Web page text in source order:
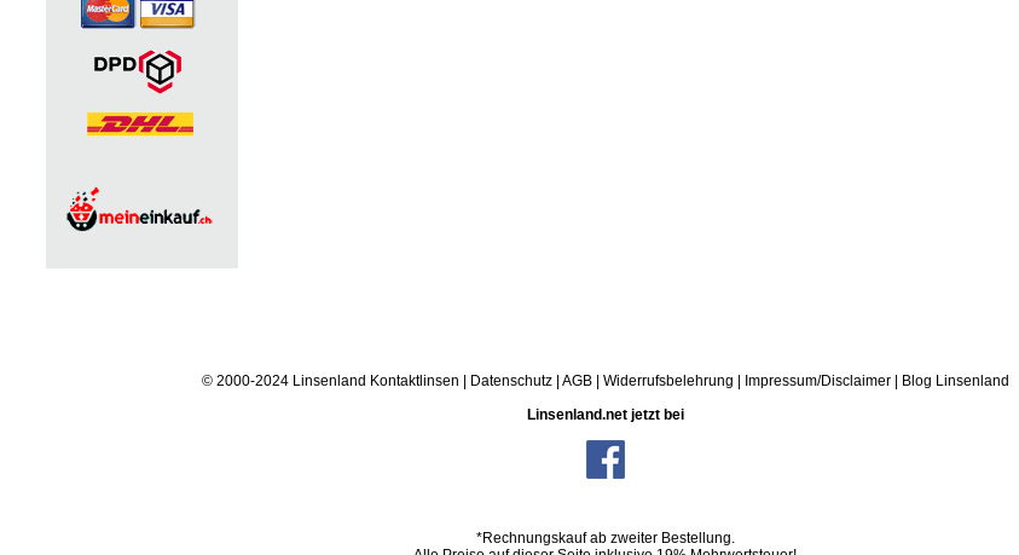
© 2000-2024 Linsenland Kontaktlinsen Datenschutz AGB Widerrufsbelehrung Impressum/Disclaimer
Blog Linsenland
Linsenland.net jetzt bei
*Rechnungskauf ab zweiter Bestellung.